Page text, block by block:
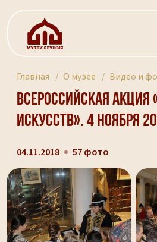
Главная О музее Видео и
Всероссийская акция
искусств». 4 ноября
04.11.2018 57 фото